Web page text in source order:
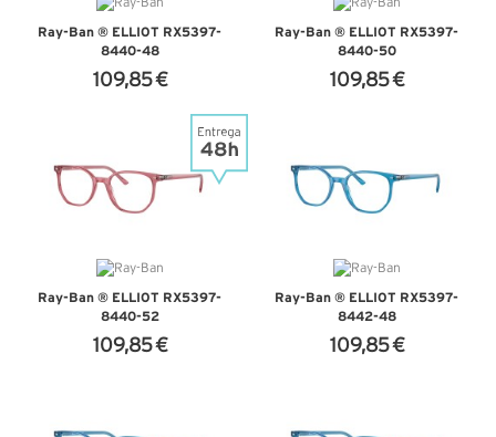
Ray-Ban ® ELLIOT RX5397-
8440-48
109,85 €
Ray-Ban ® ELLIOT RX5397-
8440-50
109,85 €
Ray-Ban ® ELLIOT RX5397-
8440-52
109,85 €
Ray-Ban ® ELLIOT RX5397-
8442-48
109,85 €